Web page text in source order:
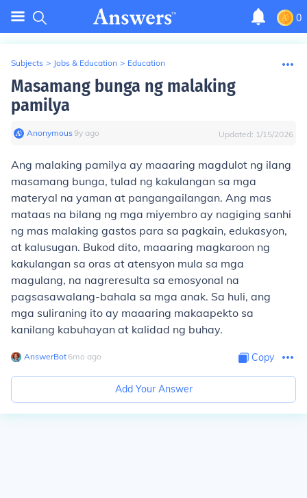
0
Subjects > Jobs & Education > Education
Masamang bunga ng malaking
pamilya
Anonymous∙9y ago Updated: 1/15/2026
Ang malaking pamilya ay maaaring magdulot ng ilang
masamang bunga, tulad ng kakulangan sa mga
materyal na yaman at pangangailangan. Ang mas
mataas na bilang ng mga miyembro ay nagiging sanhi
ng mas malaking gastos para sa pagkain, edukasyon,
at kalusugan. Bukod dito, maaaring magkaroon ng
kakulangan sa oras at atensyon mula sa mga
magulang, na nagreresulta sa emosyonal na
pagsasawalang-bahala sa mga anak. Sa huli, ang
mga suliraning ito ay maaaring makaapekto sa
kanilang kabuhayan at kalidad ng buhay.
AnswerBot∙ 6mo ago Copy
Add Your Answer